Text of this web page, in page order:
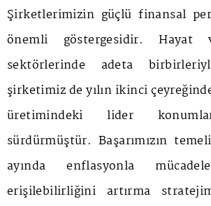
Şirketlerimizin güçlü finansal
önemli göstergesidir. Hayat
sektörlerinde adeta
şirketimiz de yılın ikinci
üretimindeki lider
sürdürmüştür. Başarımızın
ayında enflasyonla
erişilebilirliğini artırma